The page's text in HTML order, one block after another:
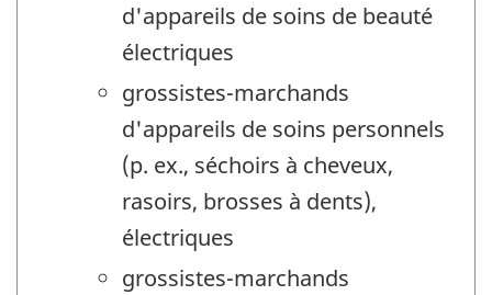
d'appareils de soins de beauté
électriques
grossistes-marchands
d'appareils de soins personnels
(p. ex., séchoirs à cheveux,
rasoirs, brosses à dents),
électriques
grossistes-marchands